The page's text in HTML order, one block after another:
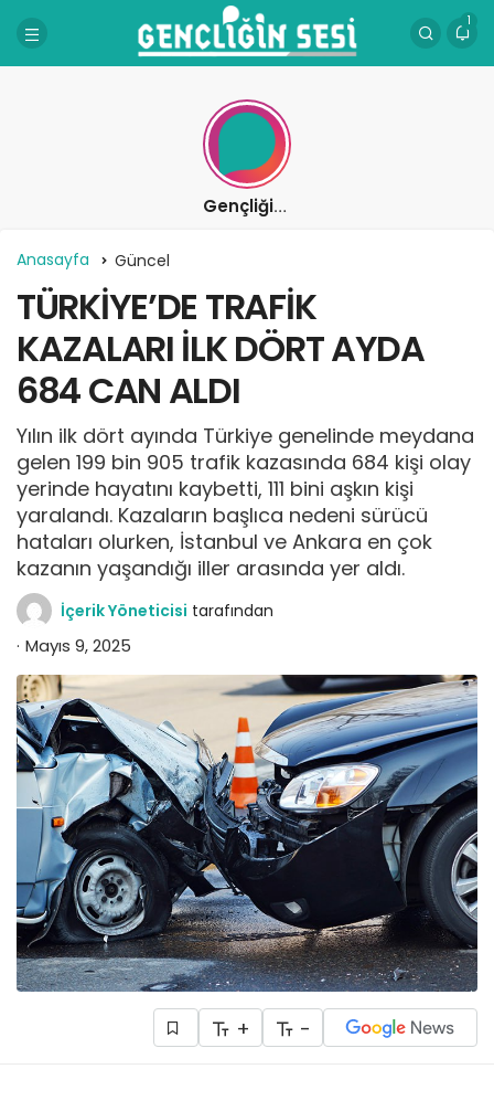
1
Gençliğin Sesi
Anasayfa Güncel
TÜRKİYE’DE TRAFİK
KAZALARI İLK DÖRT AYDA
684 CAN ALDI
Yılın ilk dört ayında Türkiye genelinde meydana
gelen 199 bin 905 trafik kazasında 684 kişi olay
yerinde hayatını kaybetti, 111 bini aşkın kişi
yaralandı. Kazaların başlıca nedeni sürücü
hataları olurken, İstanbul ve Ankara en çok
kazanın yaşandığı iller arasında yer aldı.
İçerik Yöneticisi tarafından
Mayıs 9, 2025
+ -